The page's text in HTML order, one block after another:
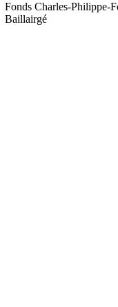
Fonds Charles-Philippe-
Baillairgé